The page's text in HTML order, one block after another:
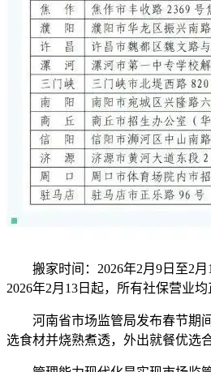
搬家时间：2026年2月9日至2月
2026年2月13日起，所有社保营业
河南省市场监管局发布春节期间
选食材并烧熟煮透，外出就餐优选